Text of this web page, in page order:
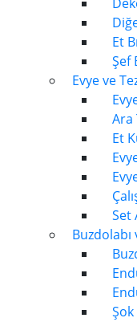
Et
Şef
Evye ve
Ara
Et
Set